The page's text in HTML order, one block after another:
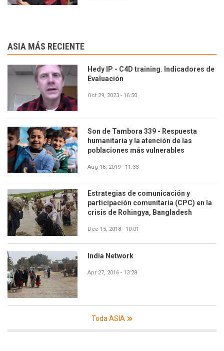
ASIA MÁS RECIENTE
Hedy IP - C4D training. Indicadores de
Evaluación
Oct 29, 2023 - 16:50
Son de Tambora 339 - Respuesta
humanitaria y la atención de las
poblaciones más vulnerables
Aug 16, 2019 - 11:33
Estrategias de comunicación y
participación comunitaria (CPC) en la
crisis de Rohingya, Bangladesh
Dec 15, 2018 - 10:01
India Network
Apr 27, 2016 - 13:28
Toda ASIA